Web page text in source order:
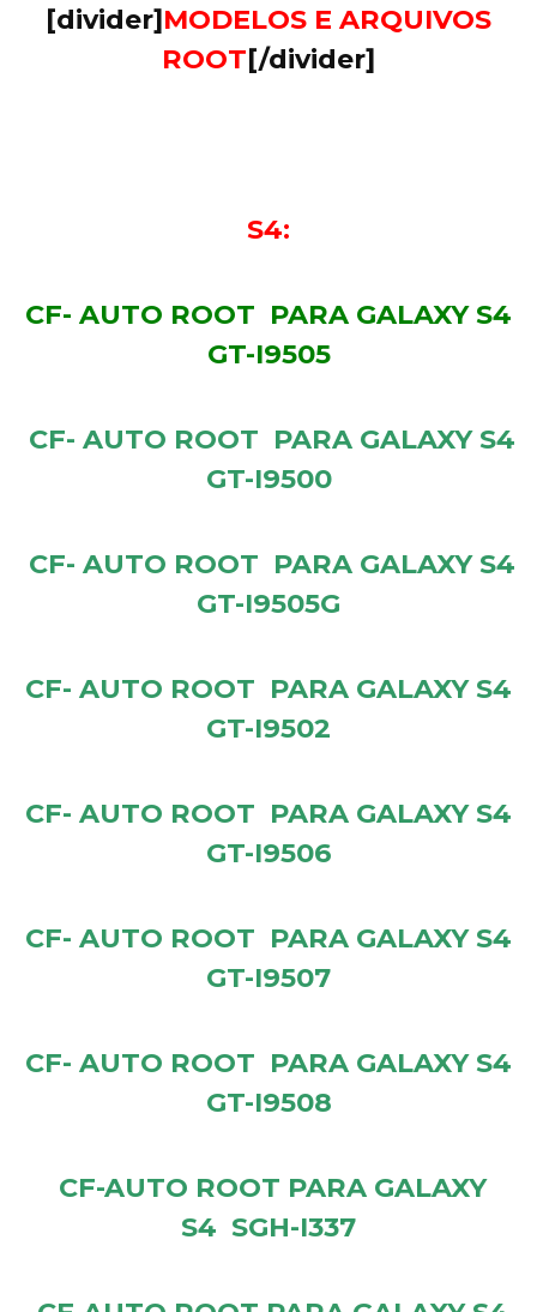
[divider]MODELOS E ARQUIVOS
ROOT[/divider]
S4:
CF- AUTO ROOT PARA GALAXY S4
GT-I9505
CF- AUTO ROOT PARA GALAXY S4
GT-I9500
CF- AUTO ROOT PARA GALAXY S4
GT-I9505G
CF- AUTO ROOT PARA GALAXY S4
GT-I9502
CF- AUTO ROOT PARA GALAXY S4
GT-I9506
CF- AUTO ROOT PARA GALAXY S4
GT-I9507
CF- AUTO ROOT PARA GALAXY S4
GT-I9508
CF-AUTO ROOT PARA GALAXY
S4 SGH-I337